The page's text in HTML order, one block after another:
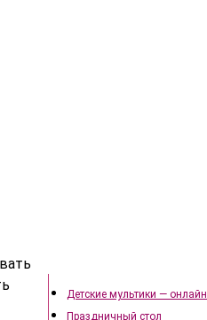
Детские мультики — онлайн
Праздничный стол